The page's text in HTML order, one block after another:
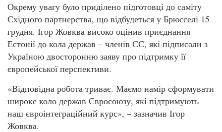
Окрему увагу було приділено підготовці до саміту
Східного партнерства, що відбудеться у Брюсселі 15
грудня. Ігор Жовква високо оцінив приєднання
Естонії до кола держав – членів ЄС, які підписали з
Україною двосторонню заяву про підтримку її
європейської перспективи.
«Відповідна робота триває. Маємо намір сформувати
широке коло держав Євросоюзу, які підтримують
наш євроінтеграційний курс», – зазначив Ігор
Жовква.